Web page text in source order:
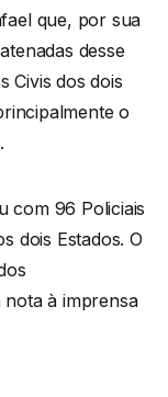
que, por sua
desse
Civis dos dois
o
com 96 Policiais
dois Estados. O
à imprensa